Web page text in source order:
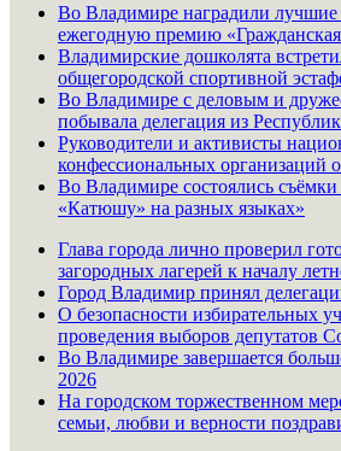
Во Владимире наградили
ежегодную премию «Гражданская
Владимирские дошколята
общегородской спортивной
Во Владимире с деловым и
побывала делегация из
Руководители и активисты
конфессиональных организаций
Во Владимире состоялись
«Катюшу» на разных языках»
Глава города лично проверил
загородных лагерей к началу
Город Владимир принял
О безопасности избирательных
проведения выборов депутатов
Во Владимире завершается
2026
На городском торжественном
семьи, любви и верности